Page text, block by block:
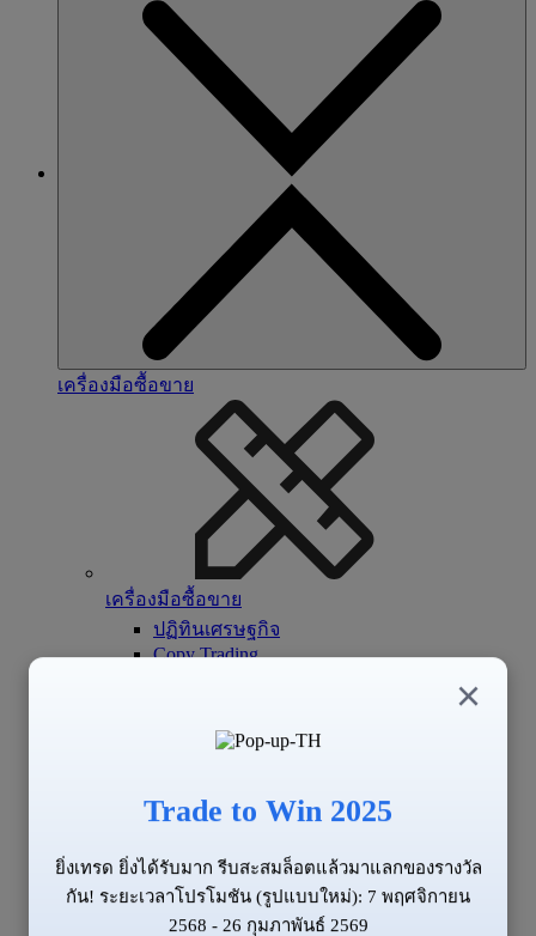
เครื่องมือซื้อขาย
เครื่องมือซื้อขาย
ปฏิทินเศรษฐกิจ
Copy Trading
ข้อมูลของตลาด
ข่าวสาร
×
Trade to Win 2025
ยิ่งเทรด ยิ่งได้รับมาก รีบสะสมล็อตแล้วมาแลกของรางวัล
กัน! ระยะเวลาโปรโมชัน (รูปแบบใหม่): 7 พฤศจิกายน
2568 - 26 กุมภาพันธ์ 2569